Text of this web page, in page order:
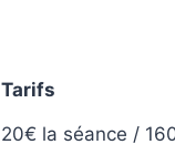
Tarifs
20€ la séance /